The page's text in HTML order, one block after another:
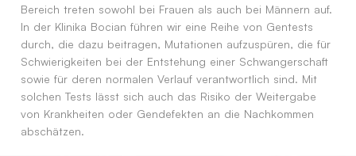
Bereich treten sowohl bei Frauen als auch bei Männern auf.
In der Klinika Bocian führen wir eine Reihe von Gentests
durch, die dazu beitragen, Mutationen aufzuspüren, die für
Schwierigkeiten bei der Entstehung einer Schwangerschaft
sowie für deren normalen Verlauf verantwortlich sind. Mit
solchen Tests lässt sich auch das Risiko der Weitergabe
von Krankheiten oder Gendefekten an die Nachkommen
abschätzen.